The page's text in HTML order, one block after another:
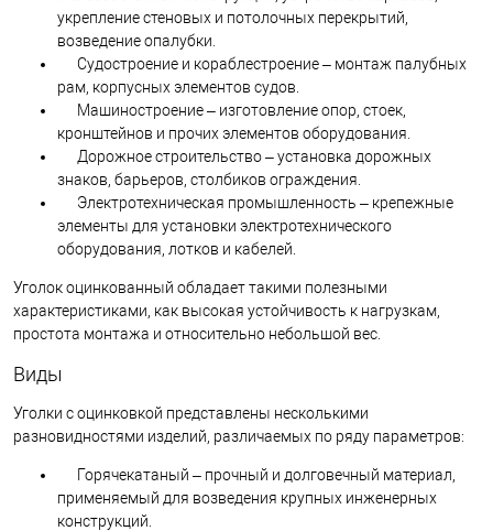
укрепление стеновых и потолочных перекрытий,
возведение опалубки.
Судостроение и кораблестроение – монтаж палубных
рам, корпусных элементов судов.
Машиностроение – изготовление опор, стоек,
кронштейнов и прочих элементов оборудования.
Дорожное строительство – установка дорожных
знаков, барьеров, столбиков ограждения.
Электротехническая промышленность – крепежные
элементы для установки электротехнического
оборудования, лотков и кабелей.
Уголок оцинкованный обладает такими полезными
характеристиками, как высокая устойчивость к нагрузкам,
простота монтажа и относительно небольшой вес.
Виды
Уголки с оцинковкой представлены несколькими
разновидностями изделий, различаемых по ряду параметров:
Горячекатаный – прочный и долговечный материал,
применяемый для возведения крупных инженерных
конструкций.